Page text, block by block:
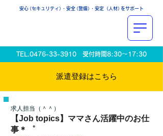
安心（セキュリティ） ・安全（警備） ・安定（人材） をサポート
TEL.0476-33-3910 受付時間8:30〜17:30
派遣登録は​こちら
【Job topics】ママさん活躍中のお仕
事＊゜
求人担当（＾＾）